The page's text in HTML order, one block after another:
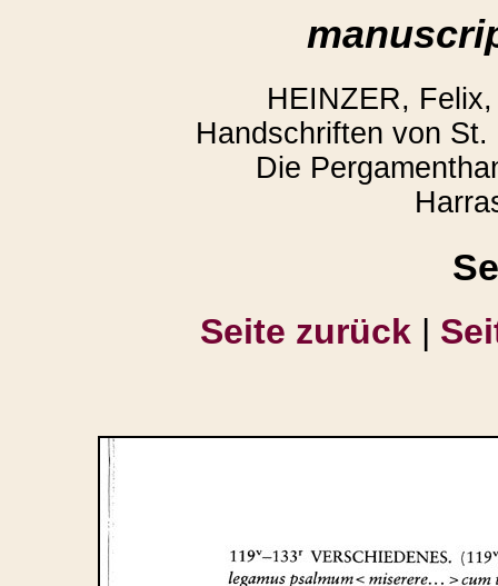
HEINZER,
Handschriften von
Die
Seite zurück |